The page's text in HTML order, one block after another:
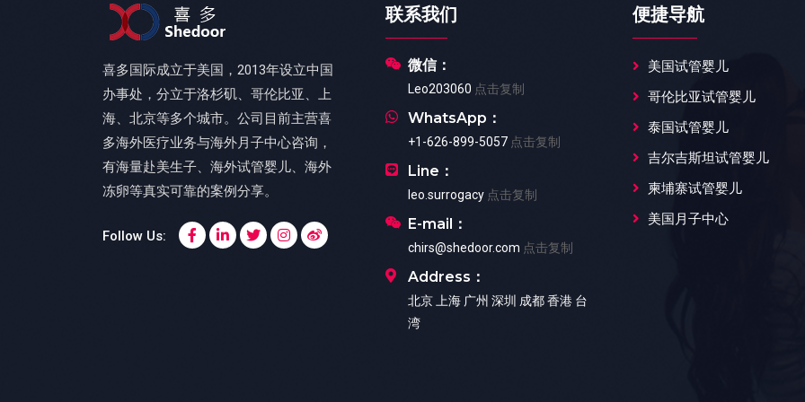
喜多国际成立于美国，2013年设立中国
办事处，分立于洛杉矶、哥伦比亚、上
海、北京等多个城市。公司目前主营喜
多海外医疗业务与海外月子中心咨询，
有海量赴美生子、海外试管婴儿、海外
冻卵等真实可靠的案例分享。
Follow Us:
联系我们
微信：
Leo203060 点击复制
WhatsApp：
+1-626-899-5057 点击复制
Line：
leo.surrogacy 点击复制
E-mail：
chirs@shedoor.com 点击复制
Address：
北京 上海 广州 深圳 成都 香港 台
湾
便捷导航
美国试管婴儿
哥伦比亚试管婴儿
泰国试管婴儿
吉尔吉斯坦试管婴儿
柬埔寨试管婴儿
美国月子中心